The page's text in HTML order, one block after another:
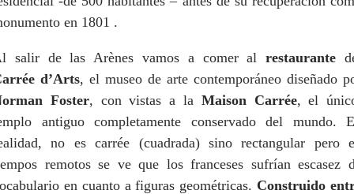
en 1801 .
salir de las Arènes vamos a comer alrestaurante
d’Arts, el museo de arte contemporáneo diseñado
Foster, con vistas a la Maison Carrée, el
antiguo completamente conservado del mundo.
no es carrée (cuadrada) sino rectangular pero
remotos se ve que los franceses sufrían escasez
en cuanto a figuras geométricas. Construido